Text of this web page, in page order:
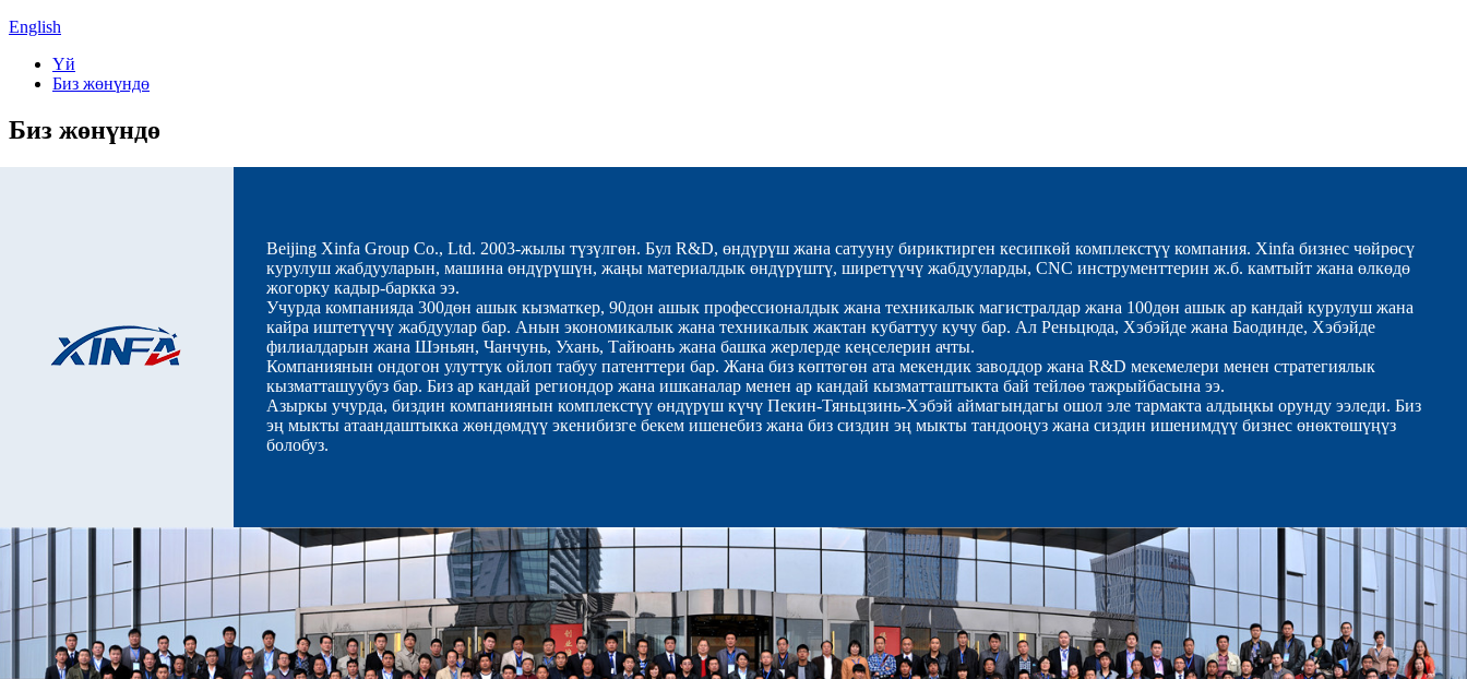
English
Үй
Биз жөнүндө
Биз жөнүндө
Beijing Xinfa Group Co., Ltd. 2003-жылы түзүлгөн. Бул R&D, өндүрүш жана сатууну бириктирген кесипкөй комплекстүү компания. Xinfa бизнес чөйрөсү
курулуш жабдууларын, машина өндүрүшүн, жаңы материалдык өндүрүштү, ширетүүчү жабдууларды, CNC инструменттерин ж.б. камтыйт жана өлкөдө
жогорку кадыр-баркка ээ.
Учурда компанияда 300дөн ашык кызматкер, 90дон ашык профессионалдык жана техникалык магистралдар жана 100дөн ашык ар кандай курулуш жана
кайра иштетүүчү жабдуулар бар. Анын экономикалык жана техникалык жактан кубаттуу кучу бар. Ал Реньцюда, Хэбэйде жана Баодинде, Хэбэйде
филиалдарын жана Шэньян, Чанчунь, Ухань, Тайюань жана башка жерлерде кеңселерин ачты.
Компаниянын ондогон улуттук ойлоп табуу патенттери бар. Жана биз көптөгөн ата мекендик заводдор жана R&D мекемелери менен стратегиялык
кызматташуубуз бар. Биз ар кандай региондор жана ишканалар менен ар кандай кызматташтыкта ​​бай тейлөө тажрыйбасына ээ.
Азыркы учурда, биздин компаниянын комплекстүү өндүрүш күчү Пекин-Тяньцзинь-Хэбэй аймагындагы ошол эле тармакта алдыңкы орунду ээледи. Биз
эң мыкты атаандаштыкка жөндөмдүү экенибизге бекем ишенебиз жана биз сиздин эң мыкты тандооңуз жана сиздин ишенимдүү бизнес өнөктөшүңүз
болобуз.